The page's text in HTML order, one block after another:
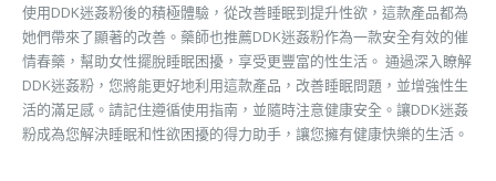
使用DDK迷姦粉後的積極體驗，從改善睡眠到提升性欲，這款產品都為
她們帶來了顯著的改善。藥師也推薦DDK迷姦粉作為一款安全有效的催
情春藥，幫助女性擺脫睡眠困擾，享受更豐富的性生活。 通過深入瞭解
DDK迷姦粉，您將能更好地利用這款產品，改善睡眠問題，並增強性生
活的滿足感。請記住遵循使用指南，並隨時注意健康安全。讓DDK迷姦
粉成為您解決睡眠和性欲困擾的得力助手，讓您擁有健康快樂的生活。